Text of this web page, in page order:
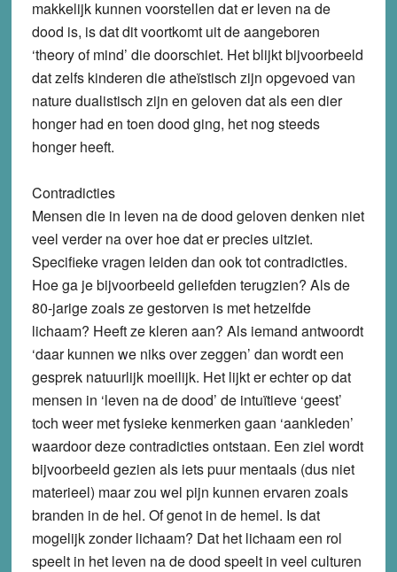
makkelijk kunnen voorstellen dat er leven na de
dood is, is dat dit voortkomt uit de aangeboren
‘theory of mind’ die doorschiet. Het blijkt bijvoorbeeld
dat zelfs kinderen die atheïstisch zijn opgevoed van
nature dualistisch zijn en geloven dat als een dier
honger had en toen dood ging, het nog steeds
honger heeft.
Contradicties
Mensen die in leven na de dood geloven denken niet
veel verder na over hoe dat er precies uitziet.
Specifieke vragen leiden dan ook tot contradicties.
Hoe ga je bijvoorbeeld geliefden terugzien? Als de
80-jarige zoals ze gestorven is met hetzelfde
lichaam? Heeft ze kleren aan? Als iemand antwoordt
‘daar kunnen we niks over zeggen’ dan wordt een
gesprek natuurlijk moeilijk. Het lijkt er echter op dat
mensen in ‘leven na de dood’ de intuïtieve ‘geest’
toch weer met fysieke kenmerken gaan ‘aankleden’
waardoor deze contradicties ontstaan. Een ziel wordt
bijvoorbeeld gezien als iets puur mentaals (dus niet
materieel) maar zou wel pijn kunnen ervaren zoals
branden in de hel. Of genot in de hemel. Is dat
mogelijk zonder lichaam? Dat het lichaam een rol
speelt in het leven na de dood speelt in veel culturen